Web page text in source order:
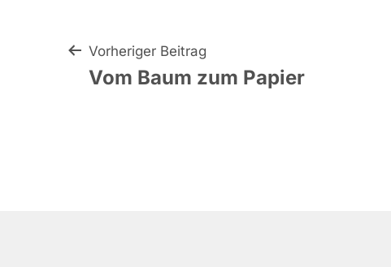
Beitragsnavigation
Vorheriger Beitrag
Vom Baum zum Papier